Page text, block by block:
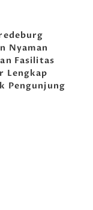
Nyaman
Fasilitas
Lengkap
Pengunjung